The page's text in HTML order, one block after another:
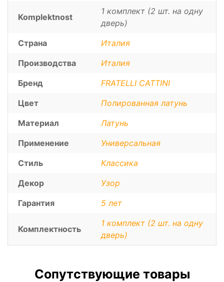
Komplektnost
1 комплект (2 шт. на одну
дверь)
Страна
Италия
Производства
Италия
Бренд
FRATELLI CATTINI
Цвет
Полированная латунь
Материал
Латунь
Применение
Универсальная
Стиль
Классика
Декор
Узор
Гарантия
5 лет
Комплектность
1 комплект (2 шт. на одну
дверь)
Сопутствующие товары